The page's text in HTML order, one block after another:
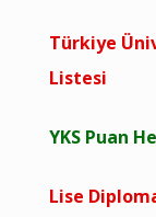
Türkiye
Listesi
YKS Puan
Lise